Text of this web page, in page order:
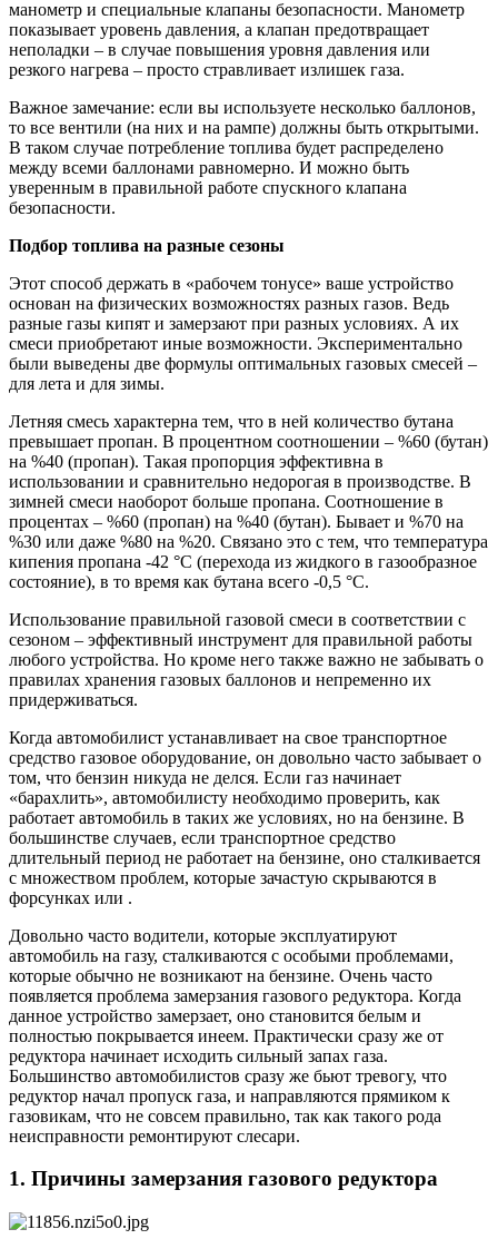
манометр и специальные клапаны безопасности. Манометр
показывает уровень давления, а клапан предотвращает
неполадки – в случае повышения уровня давления или
резкого нагрева – просто стравливает излишек газа.
Важное замечание: если вы используете несколько баллонов,
то все вентили (на них и на рампе) должны быть открытыми.
В таком случае потребление топлива будет распределено
между всеми баллонами равномерно. И можно быть
уверенным в правильной работе спускного клапана
безопасности.
Подбор топлива на разные сезоны
Этот способ держать в «рабочем тонусе» ваше устройство
основан на физических возможностях разных газов. Ведь
разные газы кипят и замерзают при разных условиях. А их
смеси приобретают иные возможности. Экспериментально
были выведены две формулы оптимальных газовых смесей –
для лета и для зимы.
Летняя смесь характерна тем, что в ней количество бутана
превышает пропан. В процентном соотношении – %60 (бутан)
на %40 (пропан). Такая пропорция эффективна в
использовании и сравнительно недорогая в производстве. В
зимней смеси наоборот больше пропана. Соотношение в
процентах – %60 (пропан) на %40 (бутан). Бывает и %70 на
%30 или даже %80 на %20. Связано это с тем, что температура
кипения пропана -42 °С (перехода из жидкого в газообразное
состояние), в то время как бутана всего -0,5 °С.
Использование правильной газовой смеси в соответствии с
сезоном – эффективный инструмент для правильной работы
любого устройства. Но кроме него также важно не забывать о
правилах хранения газовых баллонов и непременно их
придерживаться.
Когда автомобилист устанавливает на свое транспортное
средство газовое оборудование, он довольно часто забывает о
том, что бензин никуда не делся. Если газ начинает
«барахлить», автомобилисту необходимо проверить, как
работает автомобиль в таких же условиях, но на бензине. В
большинстве случаев, если транспортное средство
длительный период не работает на бензине, оно сталкивается
с множеством проблем, которые зачастую скрываются в
форсунках или .
Довольно часто водители, которые эксплуатируют
автомобиль на газу, сталкиваются с особыми проблемами,
которые обычно не возникают на бензине. Очень часто
появляется проблема замерзания газового редуктора. Когда
данное устройство замерзает, оно становится белым и
полностью покрывается инеем. Практически сразу же от
редуктора начинает исходить сильный запах газа.
Большинство автомобилистов сразу же бьют тревогу, что
редуктор начал пропуск газа, и направляются прямиком к
газовикам, что не совсем правильно, так как такого рода
неисправности ремонтируют слесари.
1. Причины замерзания газового редуктора